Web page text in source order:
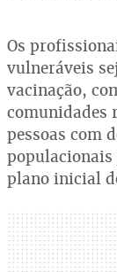
Os
vulneráveis
vacinação,
comunidades
pessoas com
populacionais
plano inicial